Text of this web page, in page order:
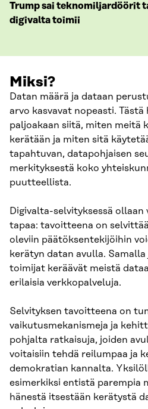
Trump sai teknomiljardöörit
digivalta toimii
Miksi?
Datan määrä ja dataan
arvo kasvavat nopeasti.
paljoakaan siitä, miten meitä
kerätään ja miten sitä
tapahtuvan, datapohjaisen
merkityksestä koko
puutteellista.
Digivalta-selvityksessä
tapaa: tavoitteena on
oleviin päätöksentekijöihin
kerätyn datan avulla.
toimijat keräävät meistä
erilaisia verkkopalveluja.
Selvityksen tavoitteena on
vaikutusmekanismeja ja
pohjalta ratkaisuja, joiden
voitaisiin tehdä reilumpaa ja
demokratian kannalta.
esimerkiksi entistä parempia
hänestä itsestään kerätystä